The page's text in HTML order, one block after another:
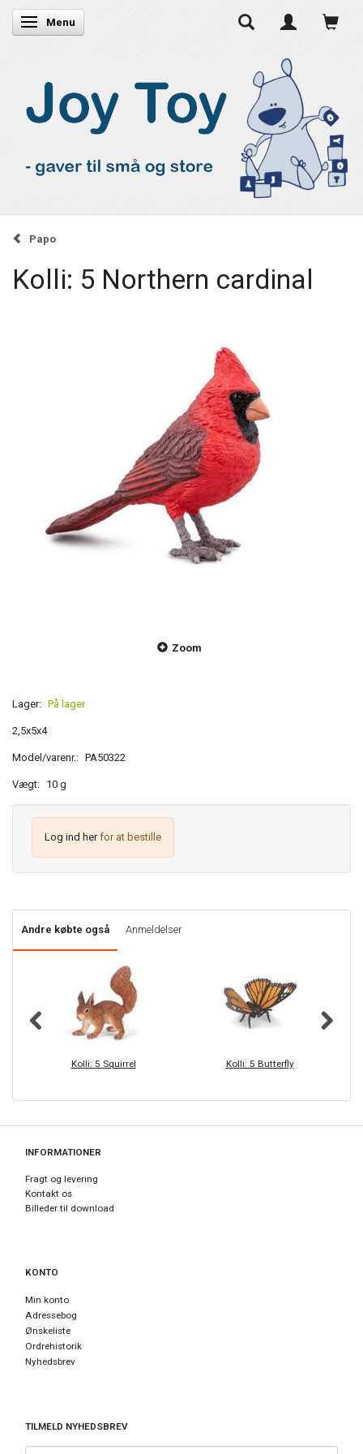
Skifte navigation
Menu
Papo
Kolli: 5 Northern cardinal
Zoom
Lager: På lager
2,5x5x4
Model/varenr.: PA50322
Vægt: 10 g
Log ind herfor at bestille
Andre købte også Anmeldelser
Kolli: 5 Squirrel Kolli: 5 Butterfly
INFORMATIONER
Fragt og levering
Kontakt os
Billeder til download
KONTO
Min konto
Adressebog
Ønskeliste
Ordrehistorik
Nyhedsbrev
TILMELD NYHEDSBREV